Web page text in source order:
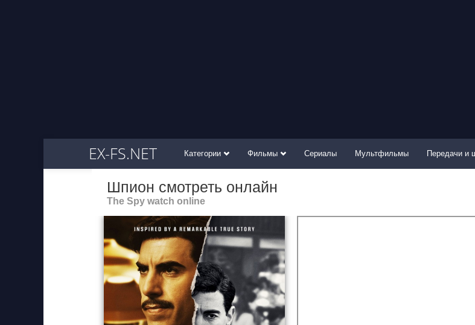
EX-FS.NET Категории Фильмы Сериалы Мультфильмы Передачи и
Шпион смотреть онлайн
The Spy watch online